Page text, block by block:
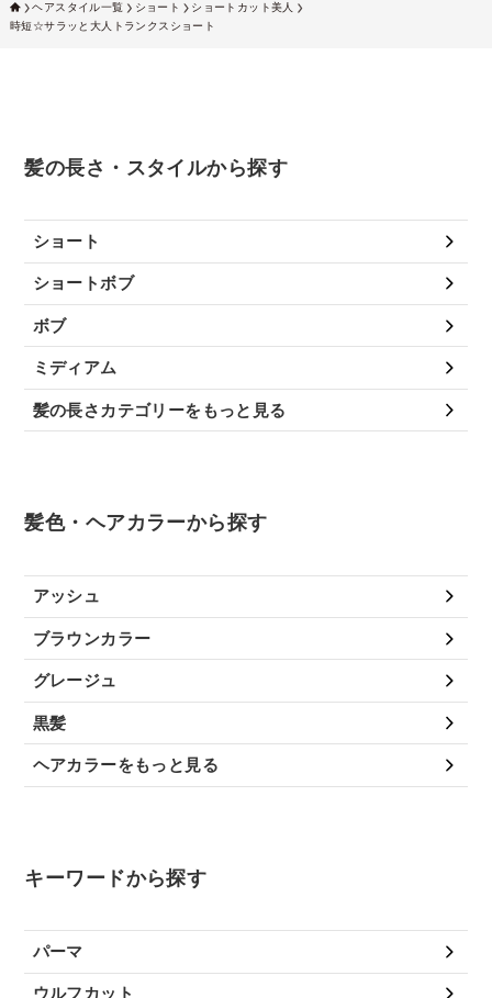
ヘアスタイル一覧 ショート
ショートカット美人
時短☆サラッと大人トランクスショート
髪の長さ・スタイルから探す
ショート
ショートボブ
ボブ
ミディアム
髪の長さカテゴリーをもっと見る
髪色・ヘアカラーから探す
アッシュ
ブラウンカラー
グレージュ
黒髪
ヘアカラーをもっと見る
キーワードから探す
パーマ
ウルフカット